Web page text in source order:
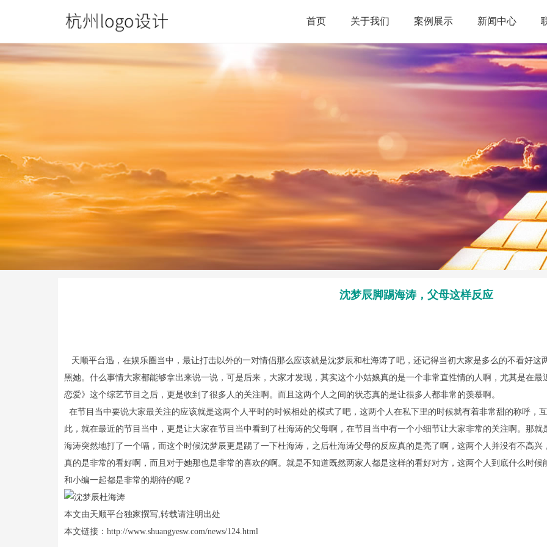
首页 关于我们 案例展示 新闻中心
沈梦辰脚踢海涛，父母这样反应
天顺平台迅，在娱乐圈当中，最让打击以外的一对情侣那么应该就是沈梦辰和杜海涛了吧，还记得当初大家是多么的不看好
黑她。什么事情大家都能够拿出来说一说，可是后来，大家才发现，其实这个小姑娘真的是一个非常直性情的人啊，尤其是在
恋爱》这个综艺节目之后，更是收到了很多人的关注啊。而且这两个人之间的状态真的是让很多人都非常的羡慕啊。
在节目当中要说大家最关注的应该就是这两个人平时的时候相处的模式了吧，这两个人在私下里的时候就有着非常甜的称呼，
此，就在最近的节目当中，更是让大家在节目当中看到了杜海涛的父母啊，在节目当中有一个小细节让大家非常的关注啊。那
海涛突然地打了一个嗝，而这个时候沈梦辰更是踢了一下杜海涛，之后杜海涛父母的反应真的是亮了啊，这两个人并没有不高
真的是非常的看好啊，而且对于她那也是非常的喜欢的啊。就是不知道既然两家人都是这样的看好对方，这两个人到底什么时
和小编一起都是非常的期待的呢？
本文由天顺平台独家撰写,转载请注明出处
本文链接：http://www.shuangyesw.com/news/124.html